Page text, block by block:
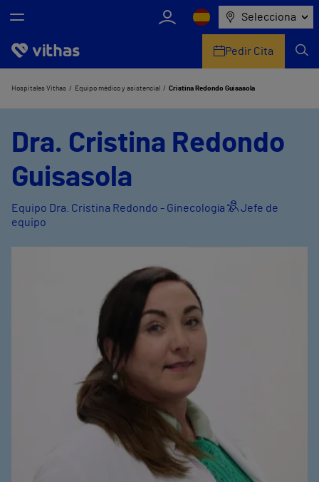
Selecciona
Nosotros
Información útil
Pedir Cita
Hospitales Vithas Equipo médico y asistencial Cristina Redondo Guisasola
Dra. Cristina Redondo
Guisasola
Equipo Dra. Cristina Redondo - Ginecología
Jefe de
equipo